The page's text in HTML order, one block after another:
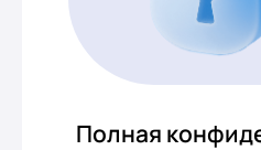
Полная